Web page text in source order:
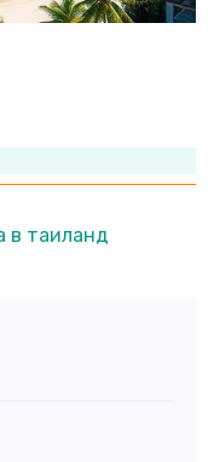
в таиланд